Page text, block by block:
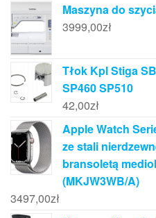
Maszyna do
3999,00zł
Tłok Kpl Stiga
SP460 SP510
42,00zł
Apple Watch
ze stali
bransoletą
(MKJW3WB/A)
3497,00zł